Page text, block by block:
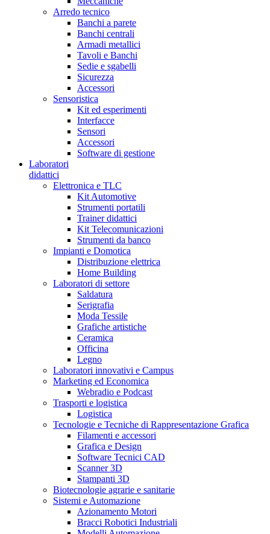
Arredo tecnico
Banchi a parete
Banchi centrali
Armadi metallici
Tavoli e Banchi
Sedie e sgabelli
Sicurezza
Accessori
Sensoristica
Kit ed esperimenti
Interfacce
Sensori
Accessori
Software di gestione
Laboratori
didattici
Elettronica e TLC
Kit Automotive
Strumenti portatili
Trainer didattici
Kit Telecomunicazioni
Strumenti da banco
Impianti e Domotica
Distribuzione elettrica
Home Building
Laboratori di settore
Saldatura
Serigrafia
Moda Tessile
Grafiche artistiche
Ceramica
Officina
Legno
Laboratori innovativi e Campus
Marketing ed Economica
Webradio e Podcast
Trasporti e logistica
Logistica
Tecnologie e Tecniche di Rappresentazione Grafica
Filamenti e accessori
Grafica e Design
Software Tecnici CAD
Scanner 3D
Stampanti 3D
Biotecnologie agrarie e sanitarie
Sistemi e Automazione
Azionamento Motori
Bracci Robotici Industriali